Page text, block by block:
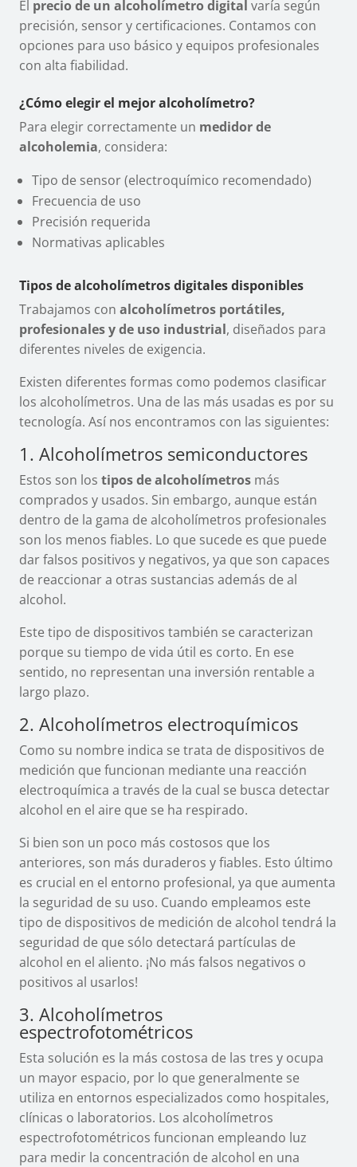
El precio de un alcoholímetro digital varía según
precisión, sensor y certificaciones. Contamos con
opciones para uso básico y equipos profesionales
con alta fiabilidad.
¿Cómo elegir el mejor alcoholímetro?
Para elegir correctamente un medidor de
alcoholemia, considera:
Tipo de sensor (electroquímico recomendado)
Frecuencia de uso
Precisión requerida
Normativas aplicables
Tipos de alcoholímetros digitales disponibles
Trabajamos conalcoholímetros portátiles,
profesionales y de uso industrial, diseñados para
diferentes niveles de exigencia.
Existen diferentes formas como podemos clasificar
los alcoholímetros. Una de las más usadas es por su
tecnología. Así nos encontramos con las siguientes:
1. Alcoholímetros semiconductores
Estos son lostipos de alcoholímetros más
comprados y usados. Sin embargo, aunque están
dentro de la gama de alcoholímetros profesionales
son los menos fiables. Lo que sucede es que puede
dar falsos positivos y negativos, ya que son capaces
de reaccionar a otras sustancias además de al
alcohol.
Este tipo de dispositivos también se caracterizan
porque su tiempo de vida útil es corto. En ese
sentido, no representan una inversión rentable a
largo plazo.
2. Alcoholímetros electroquímicos
Como su nombre indica se trata de dispositivos de
medición que funcionan mediante una reacción
electroquímica a través de la cual se busca detectar
alcohol en el aire que se ha respirado.
Si bien son un poco más costosos que los
anteriores, son más duraderos y fiables. Esto último
es crucial en el entorno profesional, ya que aumenta
la seguridad de su uso. Cuando empleamos este
tipo de dispositivos de medición de alcohol tendrá la
seguridad de que sólo detectará partículas de
alcohol en el aliento. ¡No más falsos negativos o
positivos al usarlos!
3. Alcoholímetros
espectrofotométricos
Esta solución es la más costosa de las tres y ocupa
un mayor espacio, por lo que generalmente se
utiliza en entornos especializados como hospitales,
clínicas o laboratorios. Los alcoholímetros
espectrofotométricos funcionan empleando luz
para medir la concentración de alcohol en una